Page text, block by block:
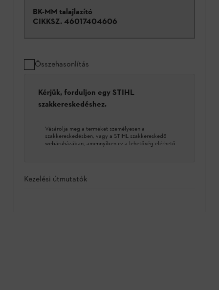
BK-MM talajlazító
CIKKSZ. 46017404606
Összehasonlítás
Kérjük, forduljon egy STIHL
szakkereskedéshez.
Vásárolja meg a terméket személyesen a
szakkereskedésben, vagy a STIHL szakkereskedő
webáruházában, amennyiben ez a lehetőség elérhető.
Kezelési útmutatók